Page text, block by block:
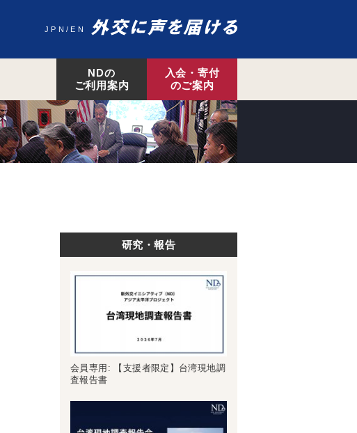
JPN EN
NDの
ご利用案内
入会・寄付
のご案内
研究・報告
会員専用: 【支援者限定】台湾現地調
査報告書